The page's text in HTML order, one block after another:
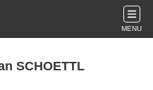
MENU
SCHOETTL